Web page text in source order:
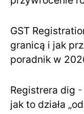
GST
granicą i jak
poradnik w
Registrera dig -
jak to działa